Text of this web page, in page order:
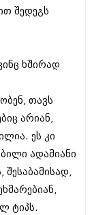
შედეგს
ხშირად
თავს
არიან,
ეს კი
ადამიანი
შესაბამისად,
ტიპს.